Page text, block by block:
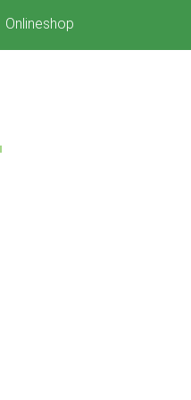
Onlineshop